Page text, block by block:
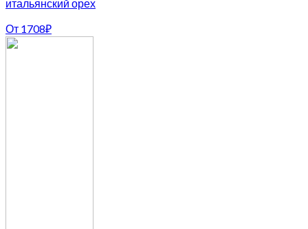
итальянский орех
От 1708₽